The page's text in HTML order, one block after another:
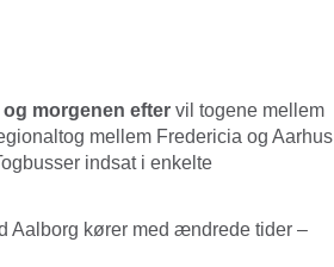
morgenen efter vil togene mellem
mellem Fredericia og Aarhus
indsat i enkelte
Aalborg kører med ændrede tider –